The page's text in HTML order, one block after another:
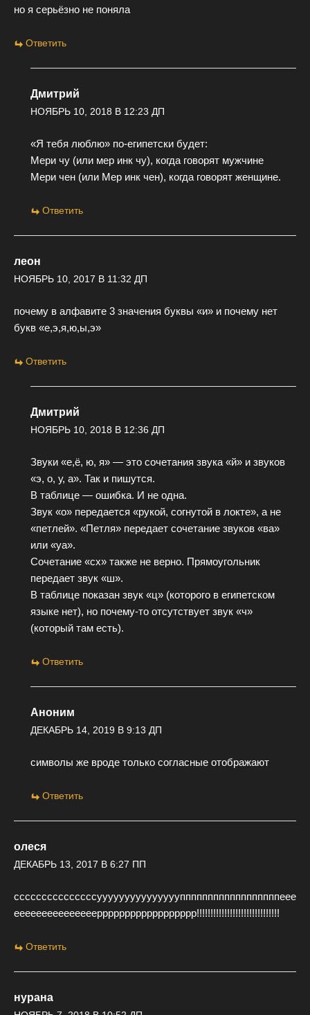
но я серьёзно не поняла
Ответить
Дмитрий
НОЯБРЬ 10, 2018 В 12:23 ДП
«Я тебя люблю» по-египетски будет:
Мери чу (или мер инк чу), когда говорят мужчине
Мери чен (или Мер инк чен), когда говорят женщине.
Ответить
леон
НОЯБРЬ 10, 2017 В 11:32 ДП
почему в алфавите 3 значения буквы «и» и почему нет
букв «е,э,я,ю,ы,э»
Ответить
Дмитрий
НОЯБРЬ 10, 2018 В 12:36 ДП
Звуки «е,ё, ю, я» — это сочетания звука «й» и звуков
«э, о, у, а». Так и пишутся.
В таблице — ошибка. И не одна.
Звук «о» передается «рукой, согнутой в локте», а не
«петлей». «Петля» передает сочетание звуков «ва»
или «уа».
Сочетание «сх» также не верно. Прямоугольник
передает звук «ш».
В таблице показан звук «ц» (которого в египетском
языке нет), но почему-то отсутствует звук «ч»
(который там есть).
Ответить
Аноним
ДЕКАБРЬ 14, 2019 В 9:13 ДП
символы же вроде только согласные отображают
Ответить
олеся
ДЕКАБРЬ 13, 2017 В 6:27 ПП
сссссссссссссссуууууууууууууууппппппппппппппппппеее
ееееееееееееееерррррррррррррррррр!!!!!!!!!!!!!!!!!!!!!!!!!!!!!!
Ответить
нурана